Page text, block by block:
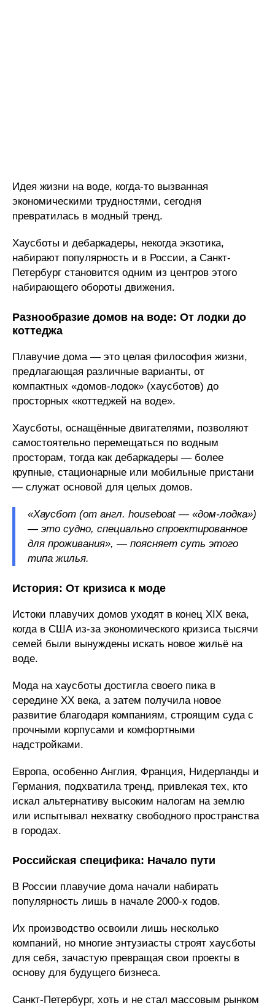
Идея жизни на воде, когда-то вызванная
экономическими трудностями, сегодня
превратилась в модный тренд.
Хаусботы и дебаркадеры, некогда экзотика,
набирают популярность и в России, а Санкт-
Петербург становится одним из центров этого
набирающего обороты движения.
Разнообразие домов на воде: От лодки до
коттеджа
Плавучие дома — это целая философия жизни,
предлагающая различные варианты, от
компактных «домов-лодок» (хаусботов) до
просторных «коттеджей на воде».
Хаусботы, оснащённые двигателями, позволяют
самостоятельно перемещаться по водным
просторам, тогда как дебаркадеры — более
крупные, стационарные или мобильные пристани
— служат основой для целых домов.
«Хаусбот (от англ. houseboat — «дом-лодка»)
— это судно, специально спроектированное
для проживания», — поясняет суть этого
типа жилья.
История: От кризиса к моде
Истоки плавучих домов уходят в конец XIX века,
когда в США из-за экономического кризиса тысячи
семей были вынуждены искать новое жильё на
воде.
Мода на хаусботы достигла своего пика в
середине XX века, а затем получила новое
развитие благодаря компаниям, строящим суда с
прочными корпусами и комфортными
надстройками.
Европа, особенно Англия, Франция, Нидерланды и
Германия, подхватила тренд, привлекая тех, кто
искал альтернативу высоким налогам на землю
или испытывал нехватку свободного пространства
в городах.
Российская специфика: Начало пути
В России плавучие дома начали набирать
популярность лишь в начале 2000-х годов.
Их производство освоили лишь несколько
компаний, но многие энтузиасты строят хаусботы
для себя, зачастую превращая свои проекты в
основу для будущего бизнеса.
Санкт-Петербург, хоть и не стал массовым рынком